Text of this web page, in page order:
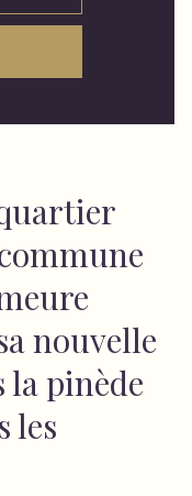
nouvelle
la pinède
les